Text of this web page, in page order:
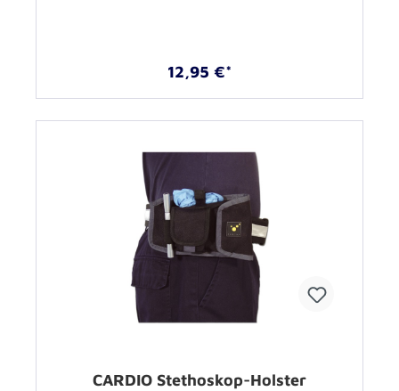
12,95 €*
CARDIO Stethoskop-Holster